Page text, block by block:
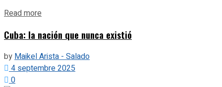
Read more
Cuba: la nación que nunca existió
byMaikel Arista - Salado
4 septembre 2025
0